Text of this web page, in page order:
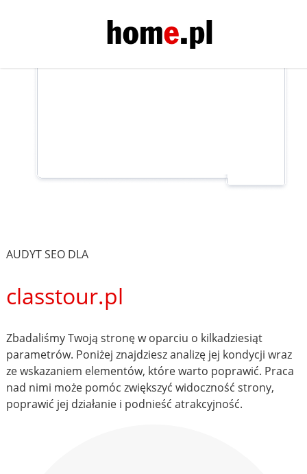
AUDYT SEO DLA
classtour.pl
Zbadaliśmy Twoją stronę w oparciu o kilkadziesiąt
parametrów. Poniżej znajdziesz analizę jej kondycji wraz
ze wskazaniem elementów, które warto poprawić. Praca
nad nimi może pomóc zwiększyć widoczność strony,
poprawić jej działanie i podnieść atrakcyjność.